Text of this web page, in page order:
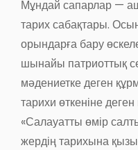
Мұндай сапарлар —
тарих сабақтары.
орындарға бару
шынайы патриоттық
мәдениетке деген
тарихи өткеніне
«Салауатты өмір
жердің тарихына